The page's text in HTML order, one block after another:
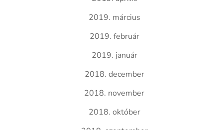
2019. március
2019. február
2019. január
2018. december
2018. november
2018. október